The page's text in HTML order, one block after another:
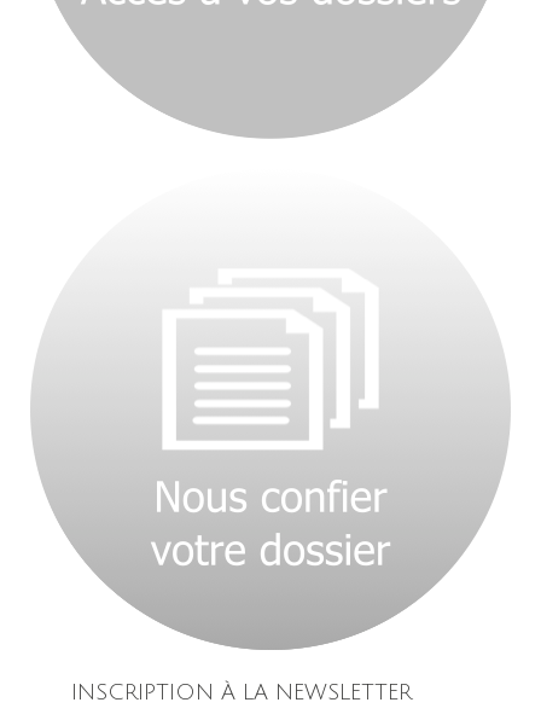
INSCRIPTION À LA NEWSLETTER